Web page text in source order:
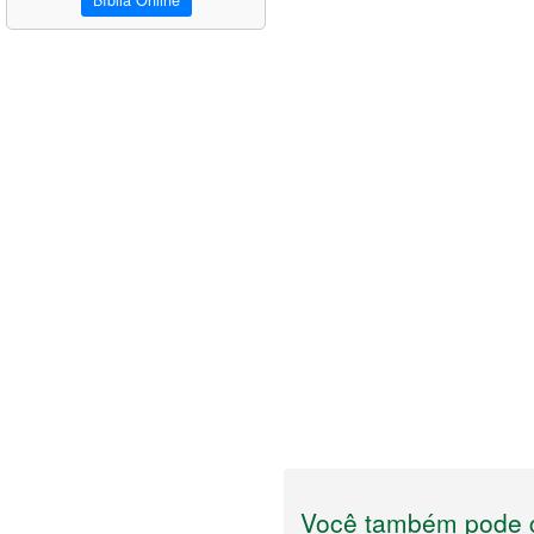
Você também pode